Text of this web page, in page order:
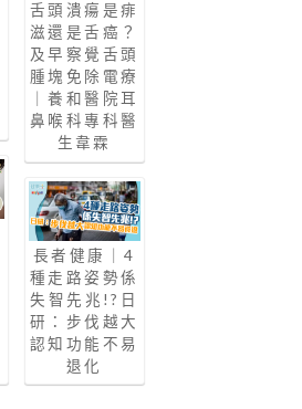
舌頭潰瘍是痱
滋還是舌癌？
及早察覺舌頭
腫塊免除電療
｜養和醫院耳
鼻喉科專科醫
生韋霖
長者健康｜4
種走路姿勢係
失智先兆!?日
研：步伐越大
認知功能不易
退化